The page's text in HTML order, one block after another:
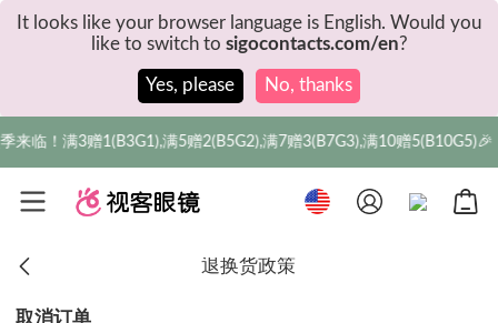
It looks like your browser language is English. Would you
like to switch to sigocontacts.com/en?
Yes, please No, thanks
来临！满3赠1(B3G1),满5赠2(B5G2),满7赠3(B7G3),满10赠5(B10G5)🎉
退换货政策
取消订单